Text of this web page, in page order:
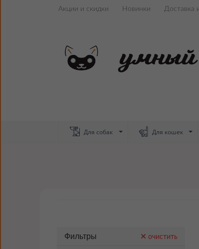
Акции и скидки Новинки Доставка
Для собак Для кошек
Фильтры очистить